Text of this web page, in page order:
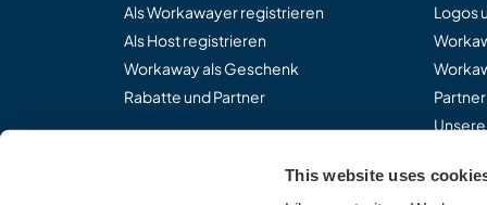
This website uses
Als Workawayer registrieren
Als Host registrieren
Workaway als Geschenk
Rabatte und Partner
Logos